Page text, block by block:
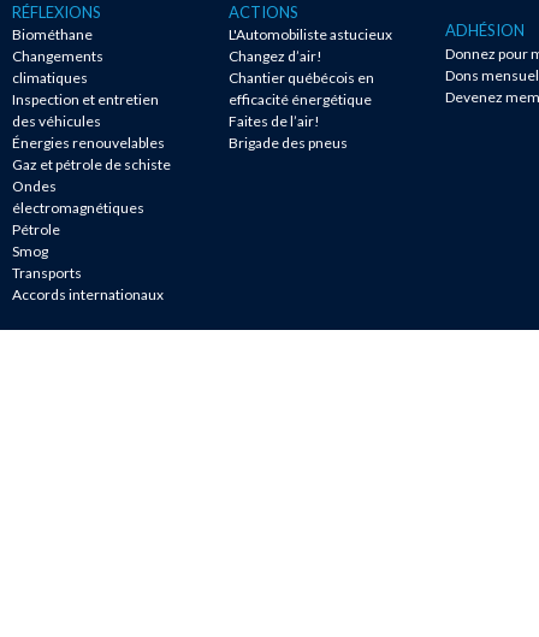
RÉFLEXIONS
Biométhane
Changements
climatiques
Inspection et entretien
des véhicules
Énergies renouvelables
Gaz et pétrole de schiste
Ondes
électromagnétiques
Pétrole
Smog
Transports
Accords internationaux
ACTIONS
L'Automobiliste astucieux
Changez d’air!
Chantier québécois en
efficacité énergétique
Faites de l’air!
Brigade des pneus
ADHÉSION
Donnez pour
Dons
Devenez